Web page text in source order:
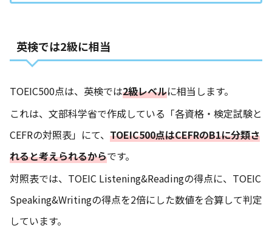
英検では2級に相当
TOEIC500点は、英検では2級レベルに相当します。
これは、文部科学省で作成している「各資格・検定試験と
CEFRの対照表」にて、 TOEIC500点はCEFRのB1に分類さ
れると考えられるからです。
対照表では、TOEIC Listening&Readingの得点に、TOEIC
Speaking&Writingの得点を2倍にした数値を合算して判定
しています。